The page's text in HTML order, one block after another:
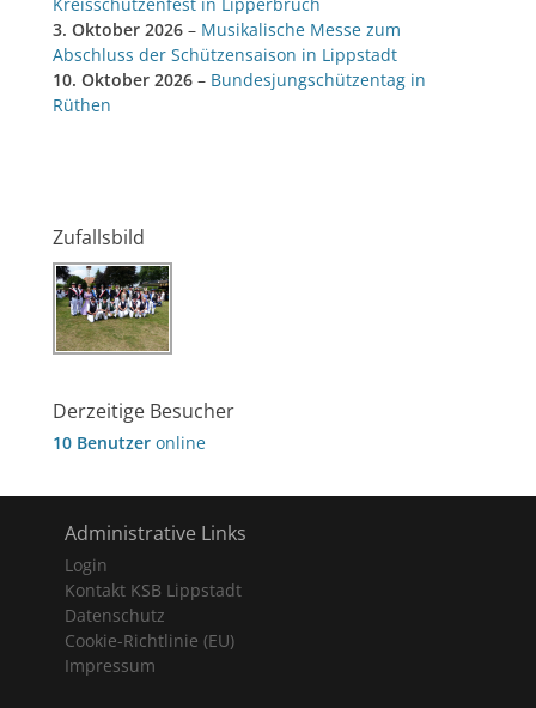
3. Oktober 2026 – Musikalische Messe zum
Abschluss der Schützensaison in Lippstadt
10. Oktober 2026 – Bundesjungschützentag in
Rüthen
Zufallsbild
Derzeitige Besucher
10 Benutzer online
Administrative Links
Login
Kontakt KSB Lippstadt
Datenschutz
Cookie-Richtlinie (EU)
Impressum